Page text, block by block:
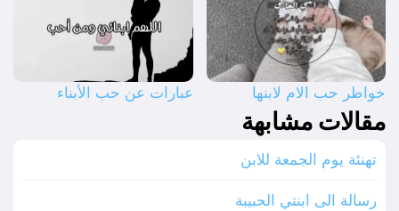
خواطر حب الام لابنها عبارات عن حب الأبناء
مقالات مشابهة
تهنئة يوم الجمعة للابن
رسالة الى ابنتي الحبيبة